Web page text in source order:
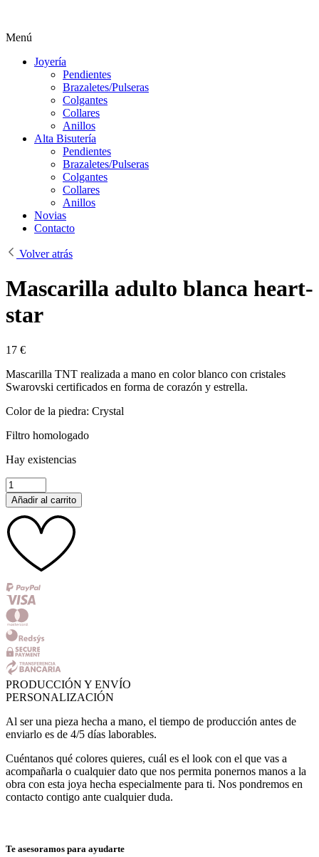
Menú
Joyería
Pendientes
Brazaletes/Pulseras
Colgantes
Collares
Anillos
Alta Bisutería
Pendientes
Brazaletes/Pulseras
Colgantes
Collares
Anillos
Novias
Contacto
Volver atrás
Mascarilla adulto blanca heart-
star
17 €
Mascarilla TNT realizada a mano en color blanco con cristales
Swarovski certificados en forma de corazón y estrella.
Color de la piedra: Crystal
Filtro homologado
Hay existencias
Mascarilla
adulto
blanca
heart-
star
cantidad
Añadir al carrito
PRODUCCIÓN Y ENVÍO
PERSONALIZACIÓN
Al ser una pieza hecha a mano, el tiempo de producción antes de
enviarlo es de 4/5 días laborables.
Cuéntanos qué colores quieres, cuál es el look con el que vas a
acompañarla o cualquier dato que nos permita ponernos manos a la
obra con esta joya hecha especialmente para ti. Nos pondremos en
contacto contigo ante cualquier duda.
Te asesoramos para ayudarte